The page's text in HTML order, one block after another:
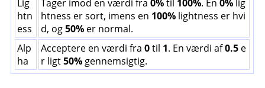
Lig
htn
ess
Tager imod en værdi fra0%til 100%. En0% lig
htness er sort, imens en 100% lightness er hvi
d, og50% er normal.
Alp
ha
Acceptere en værdi fra0til 1. En værdi af0.5 e
r ligt50% gennemsigtig.